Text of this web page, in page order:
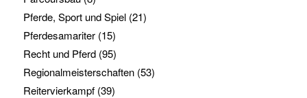
Pferde, Sport und Spiel(21)
Pferdesamariter(15)
Recht und Pferd(95)
Regionalmeisterschaften(53)
Reitervierkampf(39)